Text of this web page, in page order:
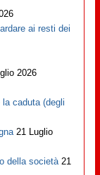
ai resti dei
2026
la caduta (degli
21 Luglio
della società 21